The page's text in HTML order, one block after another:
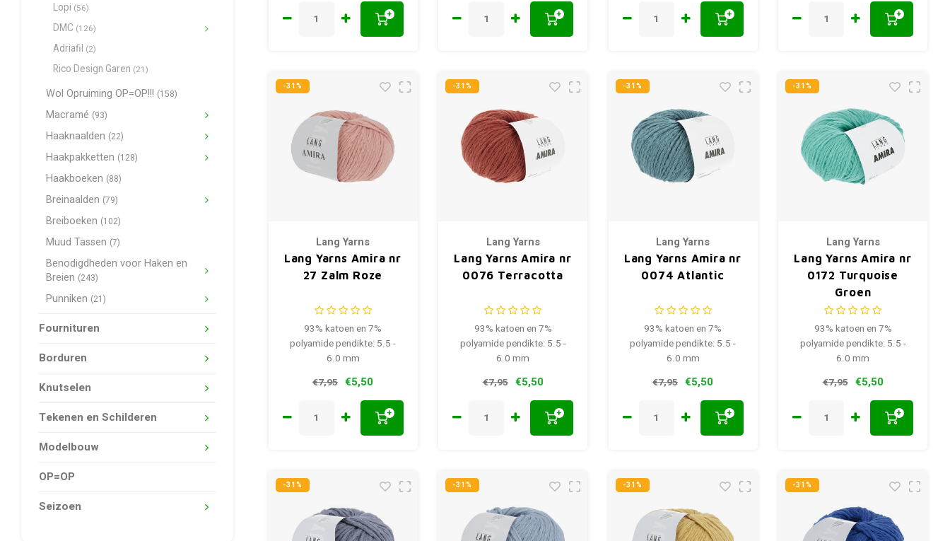
Lopi (56)
DMC (126)
Adriafil (2)
Rico Design Garen (21)
Wol Opruiming OP=OP!!! (158)
Macramé (93)
Haaknaalden (22)
Haakpakketten (128)
Haakboeken (88)
Breinaalden (79)
Breiboeken (102)
Muud Tassen (7)
Benodigdheden voor Haken en
Breien (243)
Punniken (21)
Fournituren
Borduren
Knutselen
Tekenen en Schilderen
Modelbouw
OP=OP
Seizoen
+ + + +
-31%
Lang Yarns
Lang Yarns Amira nr
27 Zalm Roze
93% katoen en 7%
polyamide pendikte: 5.5 -
6.0 mm
€7,95 €5,50
+
-31%
Lang Yarns
Lang Yarns Amira nr
0076 Terracotta
93% katoen en 7%
polyamide pendikte: 5.5 -
6.0 mm
€7,95 €5,50
+
-31%
Lang Yarns
Lang Yarns Amira nr
0074 Atlantic
93% katoen en 7%
polyamide pendikte: 5.5 -
6.0 mm
€7,95 €5,50
+
-31%
Lang Yarns
Lang Yarns Amira nr
0172 Turquoise
Groen
93% katoen en 7%
polyamide pendikte: 5.5 -
6.0 mm
€7,95 €5,50
+
-31% -31% -31% -31%